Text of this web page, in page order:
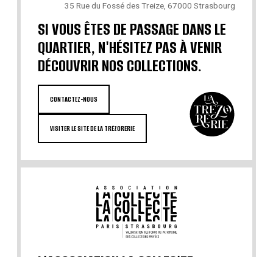
35 Rue du Fossé des Treize, 67000 Strasbourg
SI VOUS ÊTES DE PASSAGE DANS LE
QUARTIER, N'HÉSITEZ PAS À VENIR
DÉCOUVRIR NOS COLLECTIONS.
CONTACTEZ-NOUS
VISITER LE SITE DE LA TRÉZORERIE